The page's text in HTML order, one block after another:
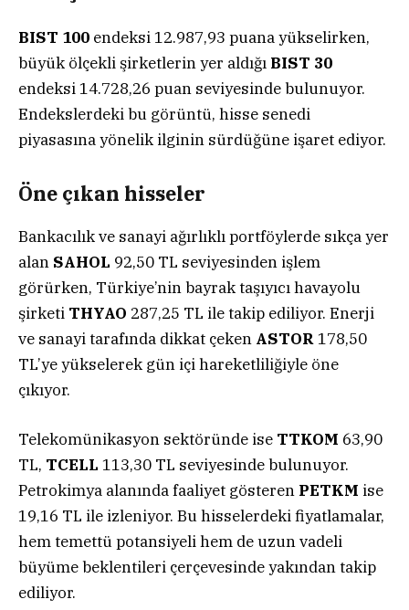
BIST 100 endeksi 12.987,93 puana yükselirken,
büyük ölçekli şirketlerin yer aldığı BIST 30
endeksi 14.728,26 puan seviyesinde bulunuyor.
Endekslerdeki bu görüntü, hisse senedi
piyasasına yönelik ilginin sürdüğüne işaret ediyor.
Öne çıkan hisseler
Bankacılık ve sanayi ağırlıklı portföylerde sıkça yer
alan SAHOL 92,50 TL seviyesinden işlem
görürken, Türkiye’nin bayrak taşıyıcı havayolu
şirketi THYAO 287,25 TL ile takip ediliyor. Enerji
ve sanayi tarafında dikkat çeken ASTOR178,50
TL’ye yükselerek gün içi hareketliliğiyle öne
çıkıyor.
Telekomünikasyon sektöründe ise TTKOM 63,90
TL, TCELL 113,30 TL seviyesinde bulunuyor.
Petrokimya alanında faaliyet gösteren PETKM ise
19,16 TL ile izleniyor. Bu hisselerdeki fiyatlamalar,
hem temettü potansiyeli hem de uzun vadeli
büyüme beklentileri çerçevesinde yakından takip
ediliyor.